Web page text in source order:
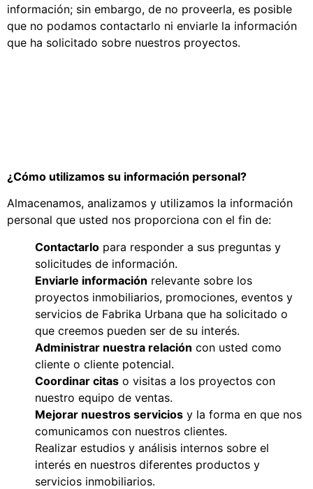
información; sin embargo, de no proveerla, es posible
que no podamos contactarlo ni enviarle la información
que ha solicitado sobre nuestros proyectos.
¿Cómo utilizamos su información personal?
Almacenamos, analizamos y utilizamos la información
personal que usted nos proporciona con el fin de:
Contactarlo para responder a sus preguntas y
solicitudes de información.
Enviarle información relevante sobre los
proyectos inmobiliarios, promociones, eventos y
servicios de Fabrika Urbana que ha solicitado o
que creemos pueden ser de su interés.
Administrar nuestra relación con usted como
cliente o cliente potencial.
Coordinar citas o visitas a los proyectos con
nuestro equipo de ventas.
Mejorar nuestros servicios y la forma en que nos
comunicamos con nuestros clientes.
Realizar estudios y análisis internos sobre el
interés en nuestros diferentes productos y
servicios inmobiliarios.